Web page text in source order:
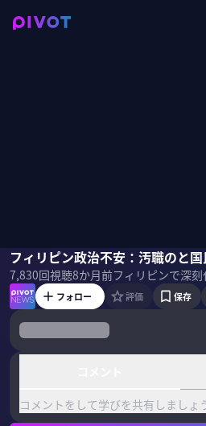
フィリピン政治不安：汚職のと国
7,830回視聴8か月前
日下渉 小手森千紗
フォロー 評価 保存
コメントをして学びを共有しましょ